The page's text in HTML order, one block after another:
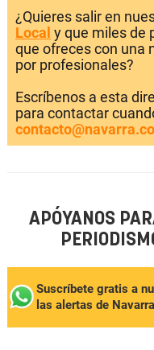
¿Quieres salir en
Local y que miles de
que ofreces con una
por profesionales?
Escríbenos a esta
para contactar
APÓYANOS
Suscríbete gratis a
las alertas de